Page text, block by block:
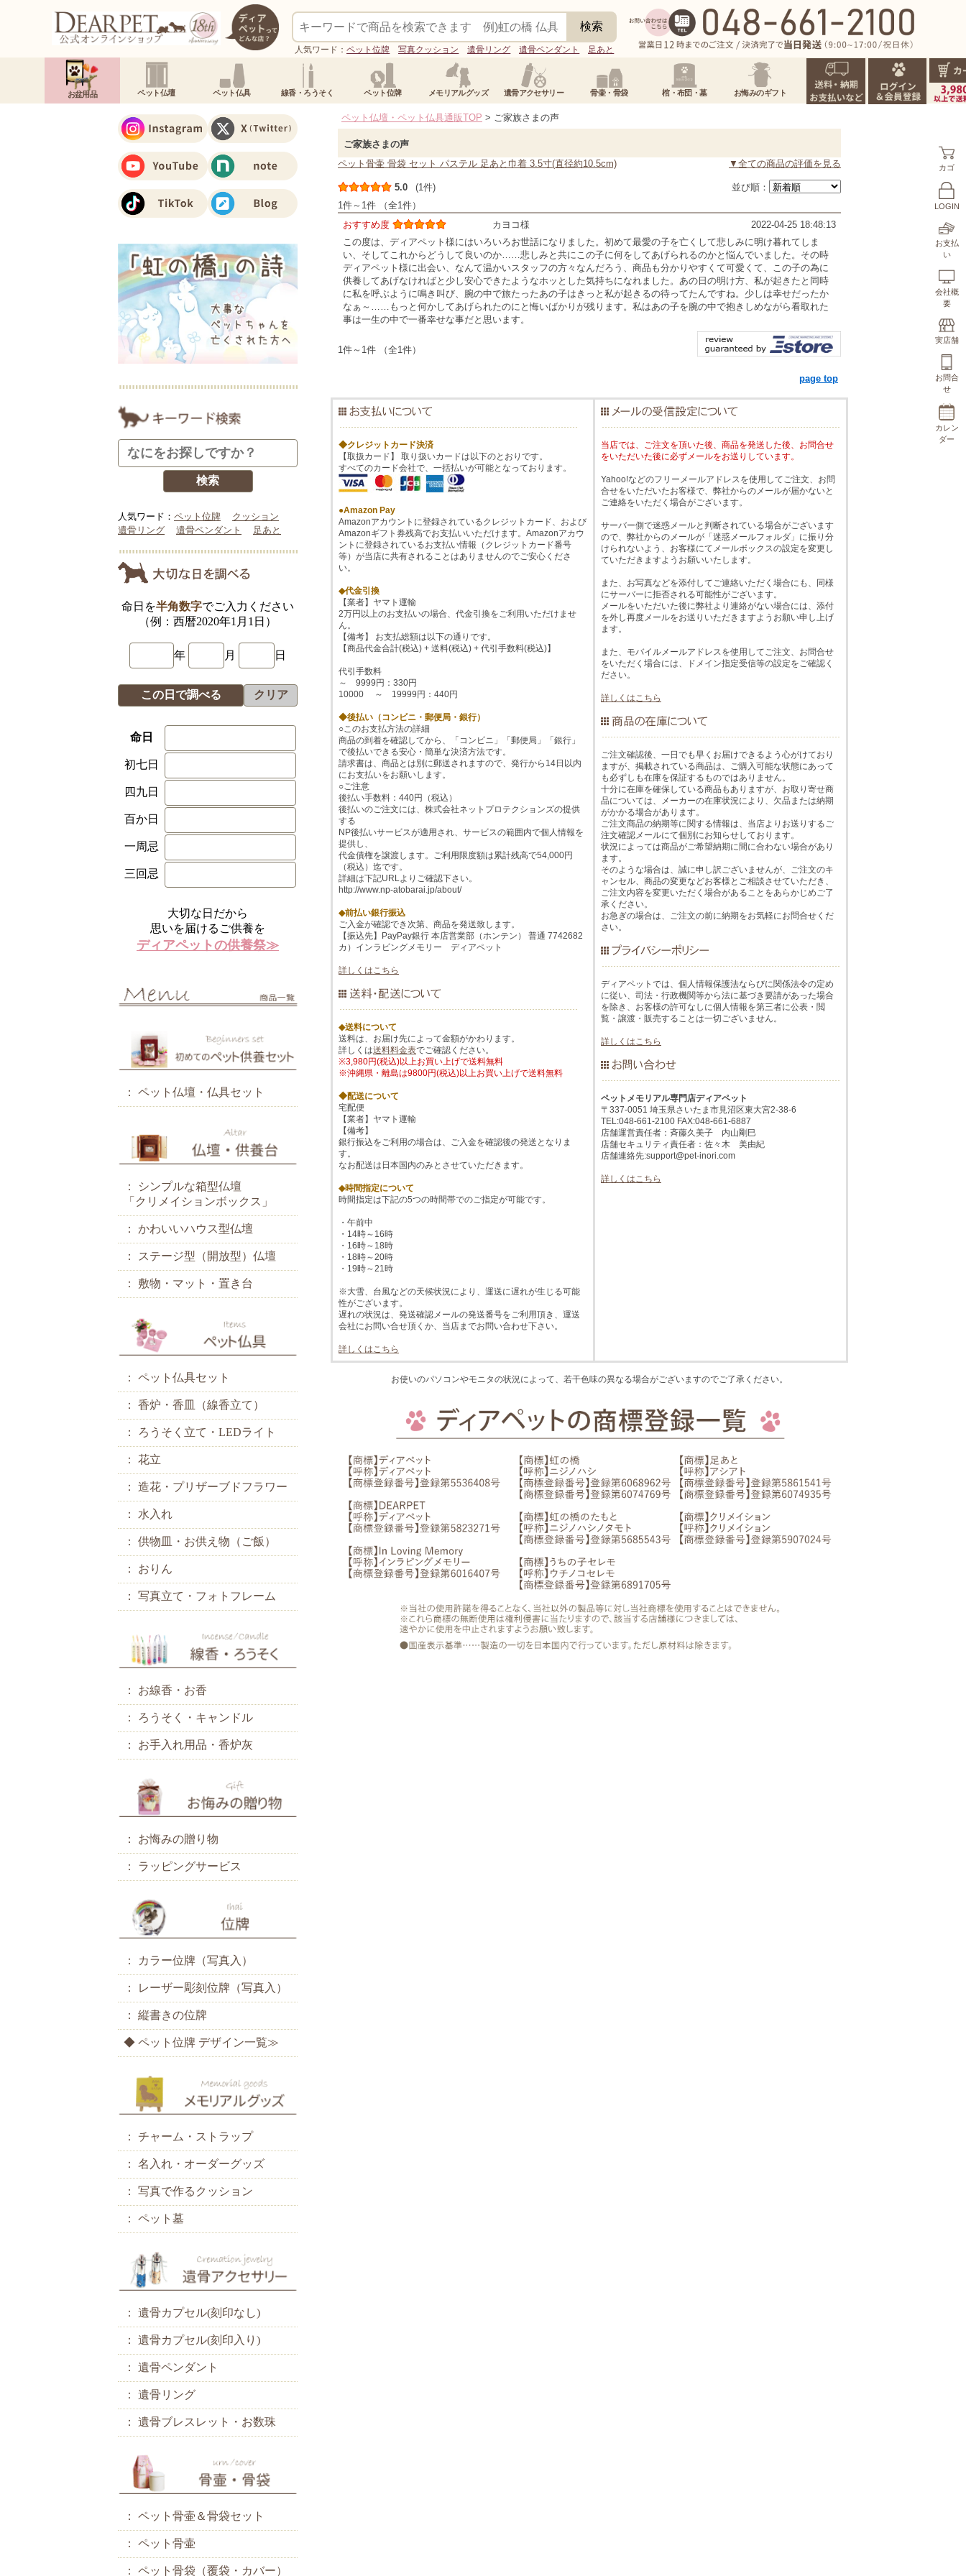
人気ワード：ペット位牌 写真クッション 遺骨リング 遺骨ペンダント 足あと
お盆用品 ペット仏壇 ペット仏具 線香・ろうそく ペット位牌 メモリアルグッズ 遺骨アクセサリー 骨壷・骨袋 棺・布団・墓 お悔みのギフト
カゴ
LOGIN
お支払
い
会社概
要
実店舗
お問合
せ
カレン
ダー
ペット仏壇・ペット仏具通販TOP > ご家族さまの声
ご家族さまの声
ペット骨壷 骨袋 セット パステル 足あと巾着 3.5寸(直径約10.5cm)
▼全ての商品の評価を見る
5.0 (1件)
並び順：
1件～1件 （全1件）
おすすめ度
カヨコ様
2022-04-25 18:48:13
この度は、ディアペット様にはいろいろお世話になりました。初めて最愛の子を亡くして悲しみに明け暮れてしま
い、そしてこれからどうして良いのか……悲しみと共にこの子に何をしてあげられるのかと悩んでいました。その時
ディアペット様に出会い、なんて温かいスタッフの方々なんだろう、商品も分かりやすくて可愛くて、この子の為に
供養してあげなければと少し安心できたようなホッとした気持ちになれました。あの日の明け方、私が起きたと同時
に私を呼ぶように鳴き叫び、腕の中で旅たったあの子はきっと私が起きるの待ってたんですね。少しは幸せだったか
なぁ～……もっと何かしてあげられたのにと悔いばかりが残ります。私はあの子を腕の中で抱きしめながら看取れた
事は一生の中で一番幸せな事だと思います。
1件～1件 （全1件）
page top
◆クレジットカード決済
【取扱カード】 取り扱いカードは以下のとおりです。
すべてのカード会社で、一括払いが可能となっております。
●Amazon Pay
Amazonアカウントに登録されているクレジットカード、および
Amazonギフト券残高でお支払いいただけます。Amazonアカウ
ントに登録されているお支払い情報（クレジットカード番号
等）が当店に共有されることはありませんのでご安心くださ
い。
◆代金引換
【業者】ヤマト運輸
2万円以上のお支払いの場合、代金引換をご利用いただけませ
ん。
【備考】 お支払総額は以下の通りです。
【商品代金合計(税込) + 送料(税込) + 代引手数料(税込)】
代引手数料
～ 9999円：330円
10000 ～ 19999円：440円
◆後払い（コンビニ・郵便局・銀行）
○このお支払方法の詳細
商品の到着を確認してから、「コンビニ」「郵便局」「銀行」
で後払いできる安心・簡単な決済方法です。
請求書は、商品とは別に郵送されますので、発行から14日以内
にお支払いをお願いします。
○ご注意
後払い手数料：440円（税込）
後払いのご注文には、株式会社ネットプロテクションズの提供
する
NP後払いサービスが適用され、サービスの範囲内で個人情報を
提供し、
代金債権を譲渡します。ご利用限度額は累計残高で54,000円
（税込）迄です。
詳細は下記URLよりご確認下さい。
http://www.np-atobarai.jp/about/
◆前払い銀行振込
ご入金が確認でき次第、商品を発送致します。
【振込先】PayPay銀行 本店営業部（ホンテン） 普通 7742682
カ）インラビングメモリー ディアペット
詳しくはこちら
◆送料について
送料は、お届け先によって金額がかわります。
詳しくは送料料金表でご確認ください。
※3,980円(税込)以上お買い上げで送料無料
※沖縄県・離島は9800円(税込)以上お買い上げで送料無料
◆配送について
宅配便
【業者】ヤマト運輸
【備考】
銀行振込をご利用の場合は、ご入金を確認後の発送となりま
す。
なお配送は日本国内のみとさせていただきます。
◆時間指定について
時間指定は下記の5つの時間帯でのご指定が可能です。
・午前中
・14時～16時
・16時～18時
・18時～20時
・19時～21時
※大雪、台風などの天候状況により、運送に遅れが生じる可能
性がございます。
遅れの状況は、発送確認メールの発送番号をご利用頂き、運送
会社にお問い合せ頂くか、当店までお問い合わせ下さい。
詳しくはこちら
当店では、ご注文を頂いた後、商品を発送した後、お問合せ
をいただいた後に必ずメールをお送りしています。
Yahoo!などのフリーメールアドレスを使用してご注文、お問
合せをいただいたお客様で、弊社からのメールが届かないと
ご連絡をいただく場合がございます。
サーバー側で迷惑メールと判断されている場合がございます
ので、弊社からのメールが「迷惑メールフォルダ」に振り分
けられないよう、お客様にてメールボックスの設定を変更し
ていただきますようお願いいたします。
また、お写真などを添付してご連絡いただく場合にも、同様
にサーバーに拒否される可能性がございます。
メールをいただいた後に弊社より連絡がない場合には、添付
を外し再度メールをお送りいただきますようお願い申し上げ
ます。
また、モバイルメールアドレスを使用してご注文、お問合せ
をいただく場合には、ドメイン指定受信等の設定をご確認く
ださい。
詳しくはこちら
ご注文確認後、一日でも早くお届けできるよう心がけており
ますが、掲載されている商品は、ご購入可能な状態にあって
も必ずしも在庫を保証するものではありません。
十分に在庫を確保している商品もありますが、お取り寄せ商
品については、メーカーの在庫状況により、欠品または納期
がかかる場合があります。
ご注文商品の納期等に関する情報は、当店よりお送りするご
注文確認メールにて個別にお知らせしております。
状況によっては商品がご希望納期に間に合わない場合があり
ます。
そのような場合は、誠に申し訳ございませんが、ご注文のキ
ャンセル、商品の変更などお客様とご相談させていただき、
ご注文内容を変更いただく場合があることをあらかじめご了
承ください。
お急ぎの場合は、ご注文の前に納期をお気軽にお問合せくだ
さい。
ディアペットでは、個人情報保護法ならびに関係法令の定め
に従い、司法・行政機関等から法に基づき要請があった場合
を除き、お客様の許可なしに個人情報を第三者に公表・閲
覧・譲渡・販売することは一切ございません。
詳しくはこちら
ペットメモリアル専門店ディアペット
〒337-0051 埼玉県さいたま市見沼区東大宮2-38-6
TEL:048-661-2100 FAX:048-661-6887
店舗運営責任者：斉藤久美子 内山剛巳
店舗セキュリティ責任者：佐々木 美由紀
店舗連絡先:support@pet-inori.com
詳しくはこちら
お使いのパソコンやモニタの状況によって、若干色味の異なる場合がございますのでご了承ください。